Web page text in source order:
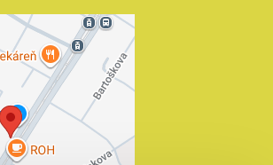
obsah je
Voľbami
externý obsah?